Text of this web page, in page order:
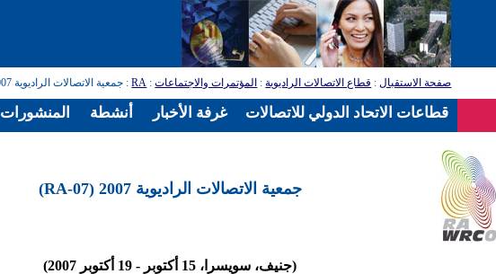
صفحة الاستقبال: قطاع الاتصالات الراديوية: المؤتمرات والاجتماعات:
RA: جمعية الاتصالات الراديوية 2007 (RA-07)
جمعية الاتصالات الراديوية 2007 (RA-07)
(جنيف، سويسرا، 15 أكتوبر - 19 أكتوبر 2007)
المنشورات أنشطة غرفة الأخبار قطاعات الاتحاد الدولي للاتصالات